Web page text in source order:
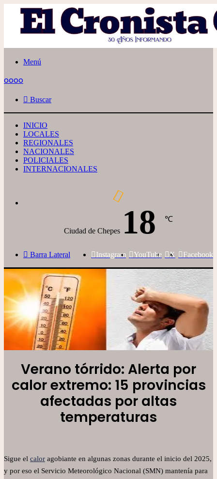
Menú
oooo
Buscar
INICIO
LOCALES
REGIONALES
NACIONALES
POLICIALES
INTERNACIONALES
Ciudad de Chepes 18 ℃
Facebook
X
YouTube
Instagram
Barra Lateral
Verano tórrido: Alerta por
calor extremo: 15 provincias
afectadas por altas
temperaturas
Sigue el calor agobiante en algunas zonas durante el inicio del 2025,
y por eso el Servicio Meteorológico Nacional (SMN) mantenía para